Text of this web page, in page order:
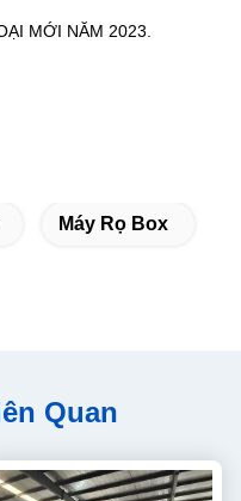
MỚI NĂM 2023.
Máy Rọ Box
Quan